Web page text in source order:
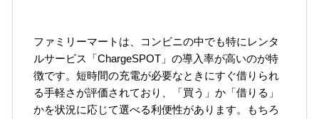
ファミリーマートは、コンビニの中でも特にレンタ
ルサービス「ChargeSPOT」の導入率が高いのが特
徴です。短時間の充電が必要なときにすぐ借りられ
る手軽さが評価されており、「買う」か「借りる」
かを状況に応じて選べる利便性があります。もちろ